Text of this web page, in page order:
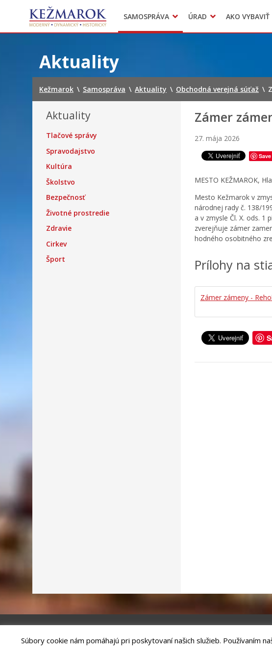
SAMOSPRÁVA
Mestská polícia
ÚRAD
Sekcie úradu
AKO VYBAVIŤ
Aktuality
Kežmarok \ Samospráva \ Aktuality \ Obchodná verejná súťaž \
Aktuality
Tlačové správy
Spravodajstvo
Kultúra
Školstvo
Bezpečnosť
Životné prostredie
Zdravie
Cirkev
Šport
Zámer
27. mája 2026
Save
MESTO KEŽMAROK,
Mesto Kežmarok v
národnej rady č. 138/
a v zmysle Čl. X. ods.
zverejňuje zámer
hodného osobitného
Prílohy na
Zámer zámeny -
Riešenie ANTIK SMART CITY
| Technický prevádzkovateľ – MVI Technology, s.r.o.
Súbory cookie nám pomáhajú pri poskytovaní našich služieb. Používaním